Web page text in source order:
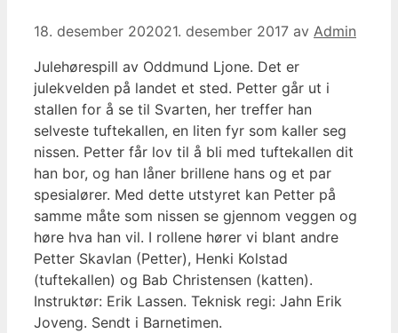
18. desember 202021. desember 2017 av Admin
Julehørespill av Oddmund Ljone. Det er
julekvelden på landet et sted. Petter går ut i
stallen for å se til Svarten, her treffer han
selveste tuftekallen, en liten fyr som kaller seg
nissen. Petter får lov til å bli med tuftekallen dit
han bor, og han låner brillene hans og et par
spesialører. Med dette utstyret kan Petter på
samme måte som nissen se gjennom veggen og
høre hva han vil. I rollene hører vi blant andre
Petter Skavlan (Petter), Henki Kolstad
(tuftekallen) og Bab Christensen (katten).
Instruktør: Erik Lassen. Teknisk regi: Jahn Erik
Joveng. Sendt i Barnetimen.